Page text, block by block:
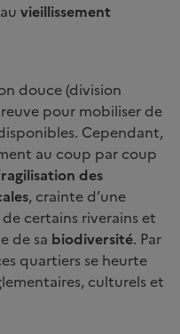
vieillissement
douce (division
pour mobiliser de
Cependant,
au coup par coup
des
, crainte d’une
de certains riverains et
de sa biodiversité. Par
quartiers se heurte
culturels et